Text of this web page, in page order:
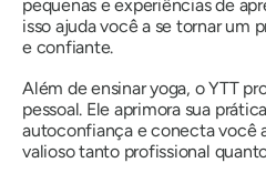
pequenas e experiências de
isso ajuda você a se tornar um
e confiante.
Além de ensinar yoga, o YTT
pessoal. Ele aprimora sua
autoconfiança e conecta você
valioso tanto profissional